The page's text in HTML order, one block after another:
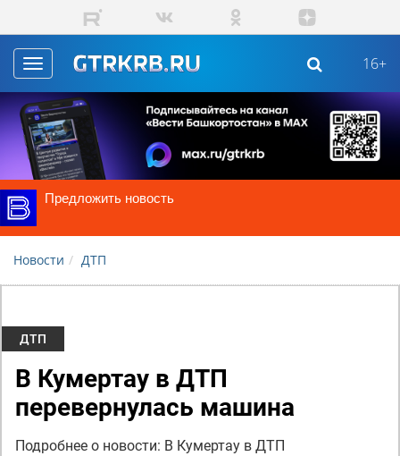
Skip to main content
Toggle
navigation
16+
Предложить новость
Новости ДТП
ДТП
В Кумертау в ДТП
перевернулась машина
Подробнее о новости: В Кумертау в ДТП